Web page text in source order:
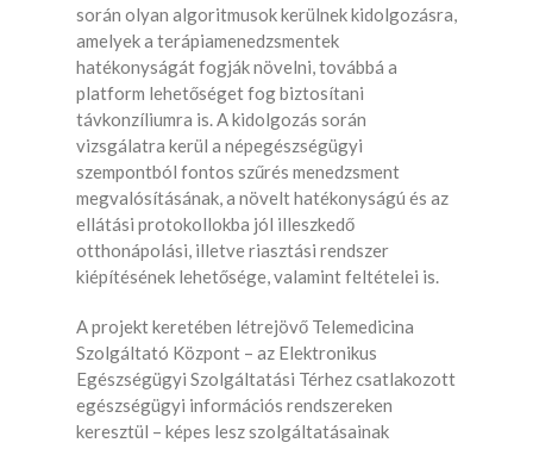
során olyan algoritmusok kerülnek kidolgozásra,
amelyek a terápiamenedzsmentek
hatékonyságát fogják növelni, továbbá a
platform lehetőséget fog biztosítani
távkonzíliumra is. A kidolgozás során
vizsgálatra kerül a népegészségügyi
szempontból fontos szűrés menedzsment
megvalósításának, a növelt hatékonyságú és az
ellátási protokollokba jól illeszkedő
otthonápolási, illetve riasztási rendszer
kiépítésének lehetősége, valamint feltételei is.
A projekt keretében létrejövő Telemedicina
Szolgáltató Központ – az Elektronikus
Egészségügyi Szolgáltatási Térhez csatlakozott
egészségügyi információs rendszereken
keresztül – képes lesz szolgáltatásainak